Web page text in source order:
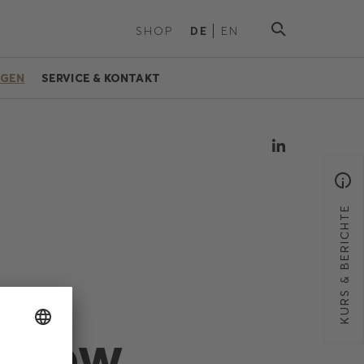
KURS & BERICHTE
SHOP DE EN
SERVICE & KONTAKT